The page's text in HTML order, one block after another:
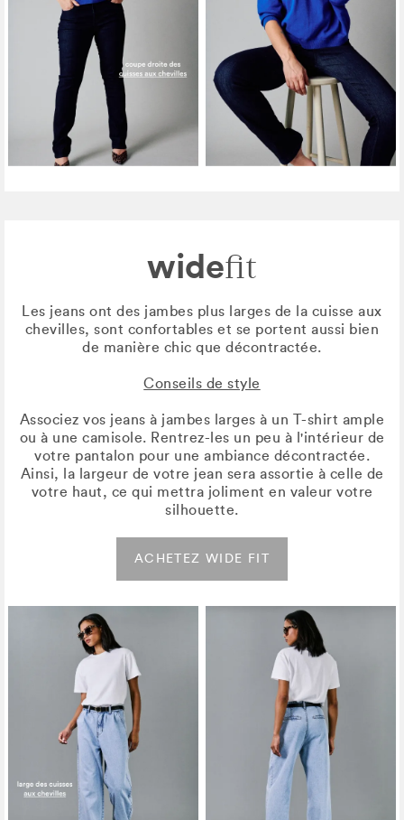
widefit
Les jeans ont des jambes plus larges de la cuisse aux
chevilles, sont confortables et se portent aussi bien
de manière chic que décontractée.
Conseils de style
Associez vos jeans à jambes larges à un T-shirt ample
ou à une camisole. Rentrez-les un peu à l'intérieur de
votre pantalon pour une ambiance décontractée.
Ainsi, la largeur de votre jean sera assortie à celle de
votre haut, ce qui mettra joliment en valeur votre
silhouette.
ACHETEZ WIDE FIT